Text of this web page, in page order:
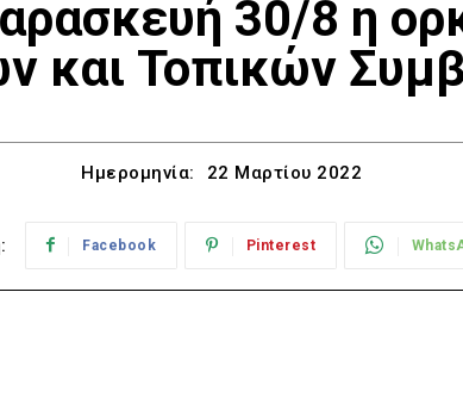
30/8 η
και Τοπικών
Ημερομηνία: 22 Μαρτίου 2022
Facebook Pinterest